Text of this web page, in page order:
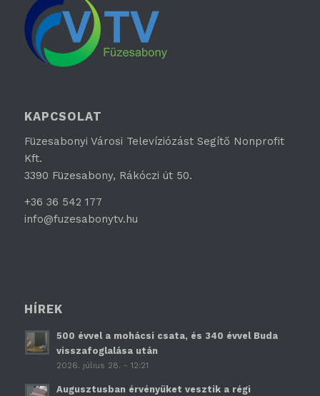
KAPCSOLAT
Füzesabonyi Városi Televíziózást Segítő Nonprofit
Kft.
3390 Füzesabony, Rákóczi út 50.
+36 36 542 177
info@fuzesabonytv.hu
HÍREK
500 évvel a mohácsi csata, és 340 évvel Buda
visszafoglalása után
2026. július 28. - 12:21
Augusztusban érvényüket vesztik a régi